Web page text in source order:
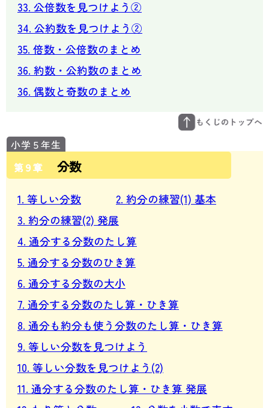
33. 公倍数を見つけよう②
34. 公約数を見つけよう②
35. 倍数・公倍数のまとめ
36. 約数・公約数のまとめ
36. 偶数と奇数のまとめ
第９章 分数
1. 等しい分数
2. 約分の練習(1) 基本
3. 約分の練習(2) 発展
4. 通分する分数のたし算
5. 通分する分数のひき算
6. 通分する分数の大小
7. 通分する分数のたし算・ひき算
8. 通分も約分も使う分数のたし算・ひき算
9. 等しい分数を見つけよう
10. 等しい分数を見つけよう(2)
11. 通分する分数のたし算・ひき算 発展